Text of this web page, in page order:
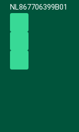
NL867706399B01